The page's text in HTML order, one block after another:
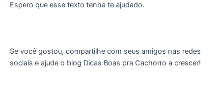
Espero que esse texto tenha te ajudado.
Se você gostou, compartilhe com seus amigos nas redes
sociais e ajude o blog Dicas Boas pra Cachorro a crescer!